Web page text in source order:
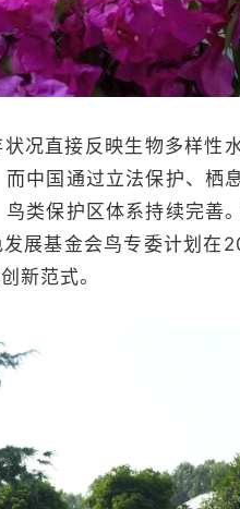
况直接反映生物多样性
中国通过立法保护、栖
类保护区体系持续完善
发展基金会鸟专委计划在
新范式。